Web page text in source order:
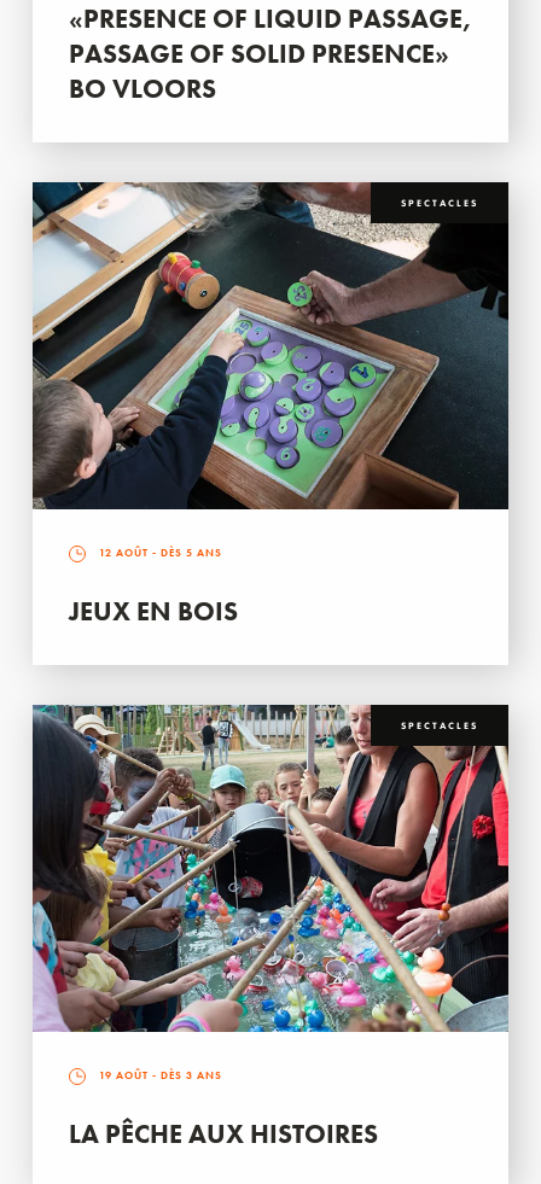
«PRESENCE OF LIQUID PASSAGE,
PASSAGE OF SOLID PRESENCE»
BO VLOORS
SPECTACLES
12 AOÛT - DÈS 5 ANS
JEUX EN BOIS
SPECTACLES
19 AOÛT - DÈS 3 ANS
LA PÊCHE AUX HISTOIRES